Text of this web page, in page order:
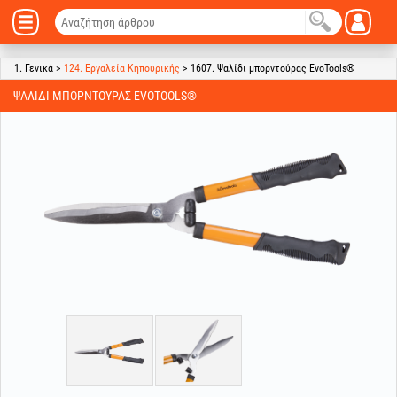
1. Γενικά > 124. Εργαλεία Κηπουρικής > 1607. Ψαλίδι μπορντούρας EvoTools®
ΨΑΛΊΔΙ ΜΠΟΡΝΤΟΎΡΑΣ EVOTOOLS®